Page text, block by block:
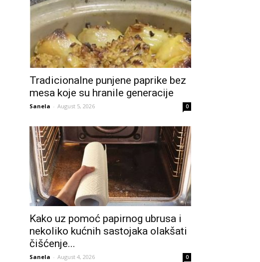
Tradicionalne punjene paprike bez
mesa koje su hranile generacije
Sanela - August 5, 2026 0
Kako uz pomoć papirnog ubrusa i
nekoliko kućnih sastojaka olakšati
čišćenje...
Sanela - August 4, 2026 0